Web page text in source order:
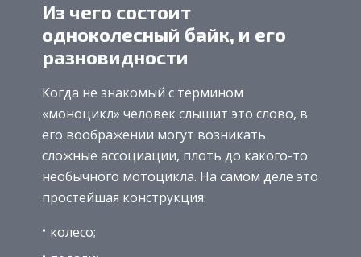
Из чего состоит
одноколесный байк, и его
разновидности
Когда не знакомый с термином
«моноцикл» человек слышит это слово, в
его воображении могут возникать
сложные ассоциации, плоть до какого-то
необычного мотоцикла. На самом деле это
простейшая конструкция:
колесо;